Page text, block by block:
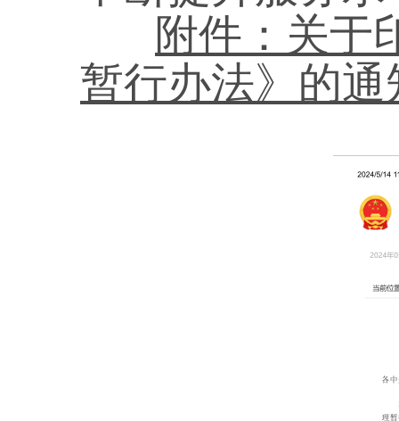
附件：关于
暂行办法》的通